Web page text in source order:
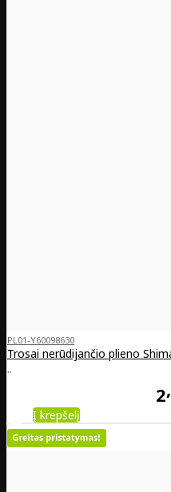
PL01-Y60098630
Trosai nerūdijančio plieno
..
2
Į krepšelį